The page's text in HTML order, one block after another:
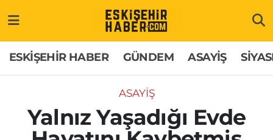
ESKİŞEHİR HABER GÜNDEM ASAYİŞ
ASAYİŞ
Yalnız Yaşadığı Evde
GÜNDEM
ASAYİŞ
Hakkımızda
İletişim
Odunpazarı Trafik Yoğunluk Haritası
Süper Lig Puan Durumu ve Fikstür